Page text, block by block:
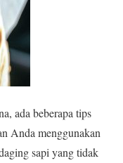
ada beberapa tips
Anda menggunakan
sapi yang tidak